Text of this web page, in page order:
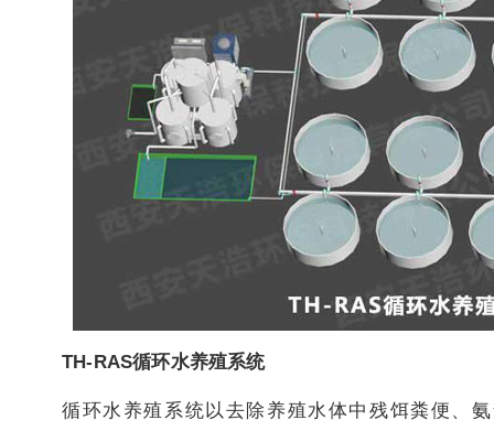
TH-RAS循环水养殖系统
循环水养殖系统以去除养殖水体中残饵粪便、